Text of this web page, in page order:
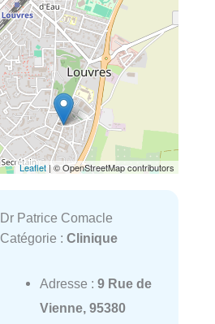
Leaflet | © OpenStreetMap contributors
Dr Patrice Comacle
Catégorie : Clinique
Adresse : 9 Rue de
Vienne, 95380